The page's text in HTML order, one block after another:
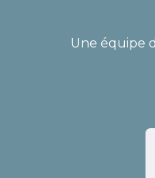
Une équipe